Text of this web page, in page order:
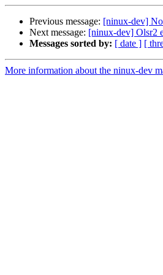
Previous message: [ninux-dev]
Next message: [ninux-dev] Olsr2
Messages sorted by: [ date ] [
More information about the ninux-dev